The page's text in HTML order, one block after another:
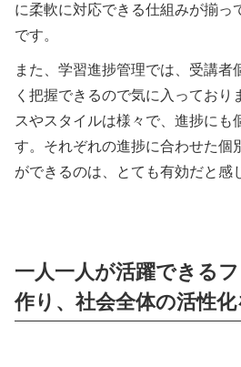
に柔軟に対応できる仕組みが揃っ
です。
また、学習進捗管理では、受講者
く把握できるので気に入っており
スやスタイルは様々で、進捗にも
す。それぞれの進捗に合わせた個
ができるのは、とても有効だと感
一人一人が活躍できる
作り、社会全体の活性化